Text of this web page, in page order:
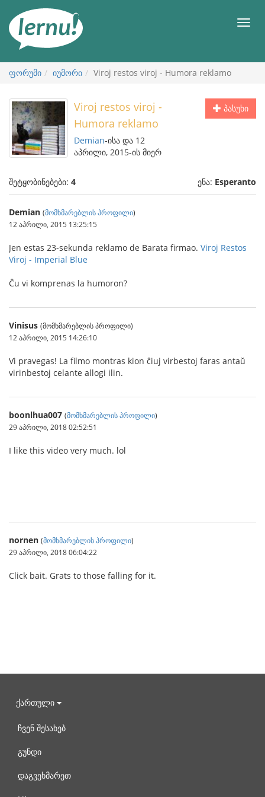
ნახვა
მენიუ
ფორუმი იუმორი Viroj restos viroj - Humora reklamo
პასუხი
Viroj restos viroj -
Humora reklamo
Demian-ისა და 12
აპრილი, 2015-ის მიერ
შეტყობინებები: 4 ენა: Esperanto
Demian (მომხმარებლის პროფილი)
12 აპრილი, 2015 13:25:15
Jen estas 23-sekunda reklamo de Barata firmao. Viroj Restos
Viroj - Imperial Blue
Ĉu vi komprenas la humoron?
Vinisus (მომხმარებლის პროფილი)
12 აპრილი, 2015 14:26:10
Vi pravegas! La filmo montras kion ĉiuj virbestoj faras antaŭ
virinbestoj celante allogi ilin.
boonlhua007 (მომხმარებლის პროფილი)
29 აპრილი, 2018 02:52:51
I like this video very much. lol
nornen (მომხმარებლის პროფილი)
29 აპრილი, 2018 06:04:22
Click bait. Grats to those falling for it.
ქართული
ჩვენ შესახებ
გუნდი
დაგვეხმარეთ